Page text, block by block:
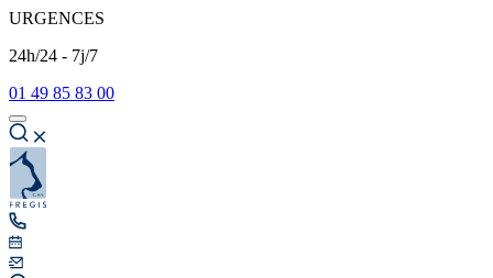
URGENCES
24h/24 - 7j/7
01 49 85 83 00